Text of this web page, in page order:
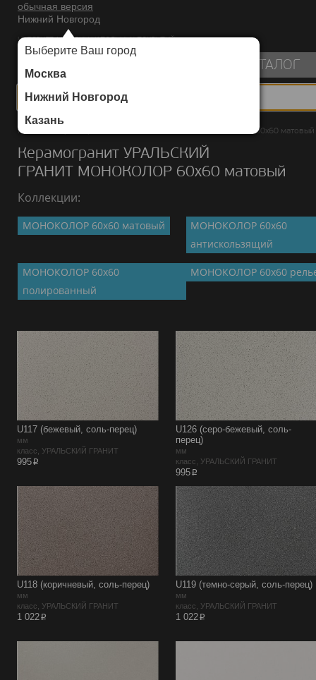
обычная версия
Нижний Новгород
Выберите Ваш город
Москва
Нижний Новгород
Казань
ИНТЕРНЕТ-МАГАЗИН НАПОЛЬНЫХ ПОКРЫТИЙ
КАТАЛОГ
Каталог МОНОКОЛОР 60х60 матовый
Керамогранит УРАЛЬСКИЙ
ГРАНИТ МОНОКОЛОР 60х60 матовый
Коллекции:
МОНОКОЛОР 60х60 матовый
МОНОКОЛОР 60х60
антискользящий
МОНОКОЛОР 60х60
полированный
МОНОКОЛОР 60х60
U117 (бежевый, соль-перец)
мм
класс, УРАЛЬСКИЙ ГРАНИТ
995p
U126 (серо-бежевый, соль-
перец)
мм
класс, УРАЛЬСКИЙ ГРАНИТ
995p
U118 (коричневый, соль-перец)
мм
класс, УРАЛЬСКИЙ ГРАНИТ
1 022p
U119 (темно-серый, соль-перец)
мм
класс, УРАЛЬСКИЙ ГРАНИТ
1 022p